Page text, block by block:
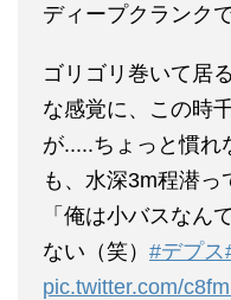
ディープクランク
ゴリゴリ巻いて居
な感覚に、この時
が.....ちょっと慣れ
も、水深3m程潜っ
「俺は小バスなん
ない（笑） #デプス
pic.twitter.com/